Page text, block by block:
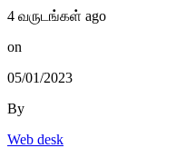
4 வருடங்கள் ago
on
05/01/2023
By
Web desk